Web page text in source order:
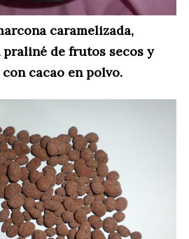
caramelizada,
de frutos secos y
cacao en polvo.